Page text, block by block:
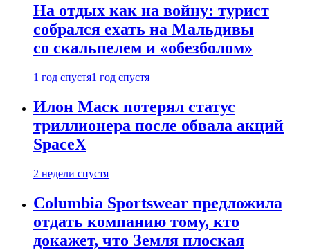
На отдых как на войну: турист
собрался ехать на Мальдивы
со скальпелем и «обезболом»
1 год спустя1 год спустя
Илон Маск потерял статус
триллионера после обвала акций
SpaceX
2 недели спустя
Columbia Sportswear предложила
отдать компанию тому, кто
докажет, что Земля плоская